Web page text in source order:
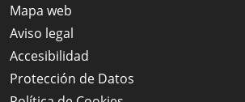
Mapa web
Aviso legal
Accesibilidad
Protección de Datos